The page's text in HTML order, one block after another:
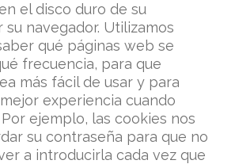
el disco duro de su
navegador. Utilizamos
qué páginas web se
frecuencia, para que
más fácil de usar y para
experiencia cuando
ejemplo, las cookies nos
su contraseña para que no
a introducirla cada vez que